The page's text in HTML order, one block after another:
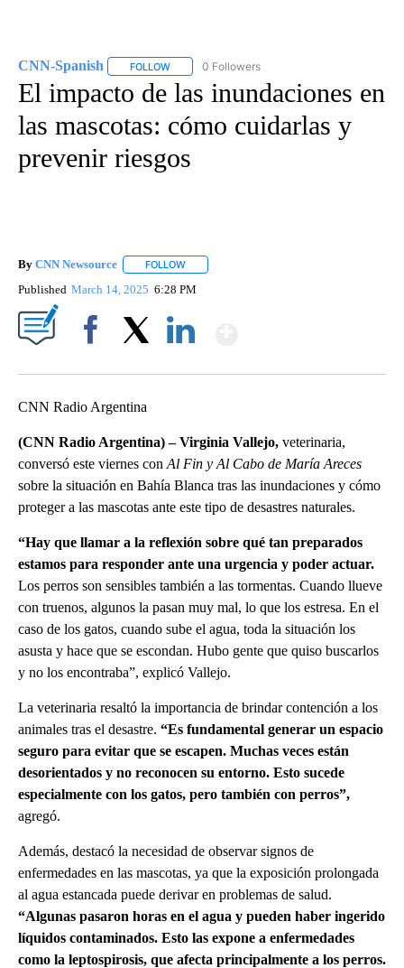
CNN-Spanish FOLLOW FOLLOW "CNN-SPANISH" TO RECEIVE
0 Followers
El impacto de las inundaciones en
las mascotas: cómo cuidarlas y
prevenir riesgos
By CNN Newsource FOLLOW
Published March 14, 2025 6:28 PM
CNN Radio Argentina
(CNN Radio Argentina) – Virginia Vallejo, veterinaria,
conversó este viernes con Al Fin y Al Cabo de María Areces
sobre la situación en Bahía Blanca tras las inundaciones y cómo
proteger a las mascotas ante este tipo de desastres naturales.
“Hay que llamar a la reflexión sobre qué tan preparados
estamos para responder ante una urgencia y poder actuar.
Los perros son sensibles también a las tormentas. Cuando llueve
con truenos, algunos la pasan muy mal, lo que los estresa. En el
caso de los gatos, cuando sube el agua, toda la situación los
asusta y hace que se escondan. Hubo gente que quiso buscarlos
y no los encontraba”, explicó Vallejo.
La veterinaria resaltó la importancia de brindar contención a los
animales tras el desastre. “Es fundamental generar un espacio
seguro para evitar que se escapen. Muchas veces están
desorientados y no reconocen su entorno. Esto sucede
especialmente con los gatos, pero también con perros”,
agregó.
Además, destacó la necesidad de observar signos de
enfermedades en las mascotas, ya que la exposición prolongada
al agua estancada puede derivar en problemas de salud.
“Algunas pasaron horas en el agua y pueden haber ingerido
líquidos contaminados. Esto las expone a enfermedades
como la leptospirosis, que afecta principalmente a los perros.